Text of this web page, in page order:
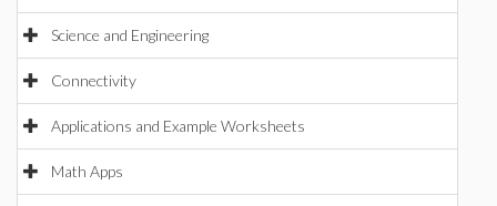
Science and Engineering
Connectivity
Applications and Example Worksheets
Math Apps